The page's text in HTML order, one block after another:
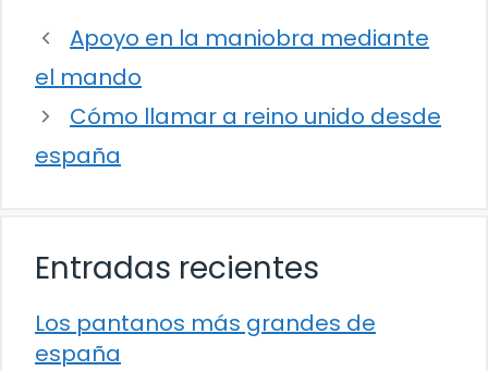
Apoyo en la maniobra mediante
el mando
Cómo llamar a reino unido desde
españa
Entradas recientes
Los pantanos más grandes de
españa